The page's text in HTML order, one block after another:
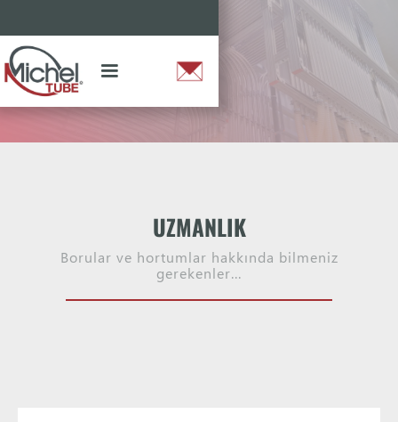
UZMANLIK
Borular ve hortumlar hakkında bilmeniz
gerekenler...